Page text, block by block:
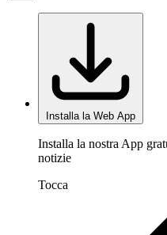
Installa la Web App
Installa la nostra App
notizie
Tocca